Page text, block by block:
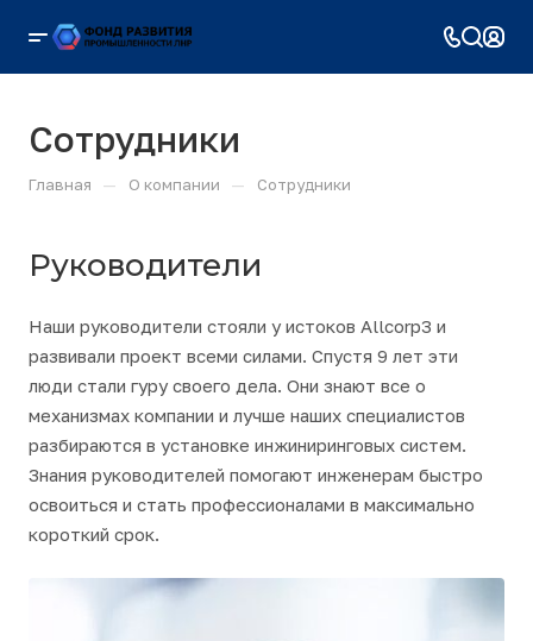
Сотрудники
Главная — О компании — Сотрудники
Руководители
Наши руководители стояли у истоков Allcorp3 и
развивали проект всеми силами. Спустя 9 лет эти
люди стали гуру своего дела. Они знают все о
механизмах компании и лучше наших специалистов
разбираются в установке инжиниринговых систем.
Знания руководителей помогают инженерам быстро
освоиться и стать профессионалами в максимально
короткий срок.